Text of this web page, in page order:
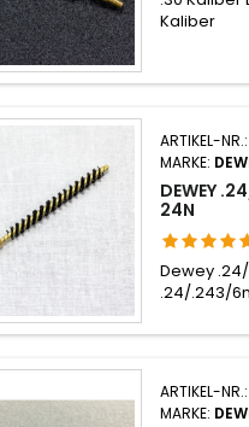
Kaliber
ARTIKEL-NR.:
MARKE:
DEWEY
24N
Dewey
.24/.243/
ARTIKEL-NR.:
MARKE: